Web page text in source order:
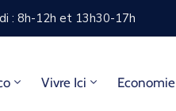
: 8h-12h et 13h30-17h
Vivre Ici Economie